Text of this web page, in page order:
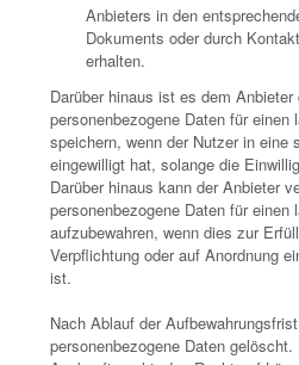
Anbieters in den
Dokuments oder durch
erhalten.
Darüber hinaus ist es dem
personenbezogene Daten für einen
speichern, wenn der Nutzer in eine
eingewilligt hat, solange die
Darüber hinaus kann der Anbieter
personenbezogene Daten für einen
aufzubewahren, wenn dies zur
Verpflichtung oder auf Anordnung
ist.
Nach Ablauf der
personenbezogene Daten gelöscht.